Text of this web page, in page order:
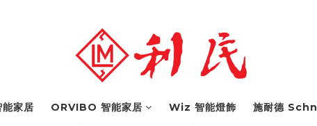
家居 ORVIBO 智能家居 Wiz 智能燈飾 施耐德